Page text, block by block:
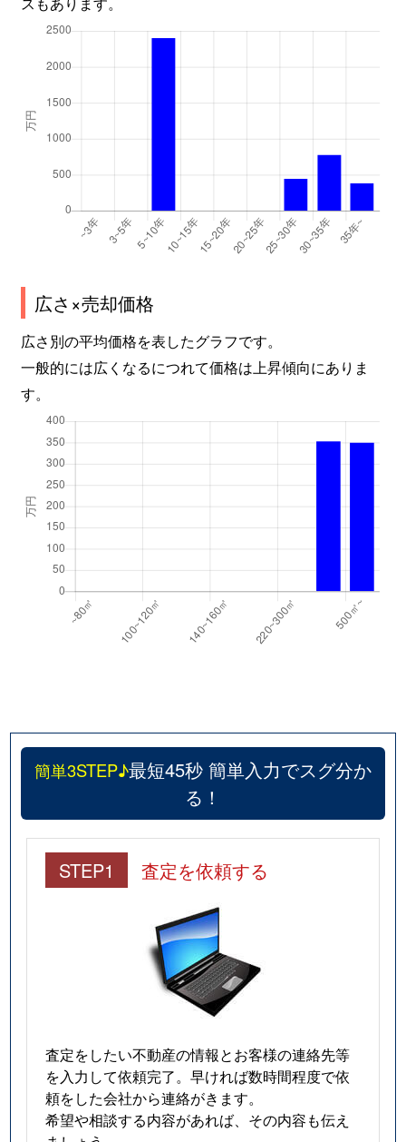
広さ×売却価格
広さ別の平均価格を表したグラフです。
一般的には広くなるにつれて価格は上昇傾向にありま
す。
簡単3STEP♪最短45秒 簡単入力でスグ分か
る！
STEP1 査定を依頼する
査定をしたい不動産の情報とお客様の連絡先等
を入力して依頼完了。早ければ数時間程度で依
頼をした会社から連絡がきます。
希望や相談する内容があれば、その内容も伝え